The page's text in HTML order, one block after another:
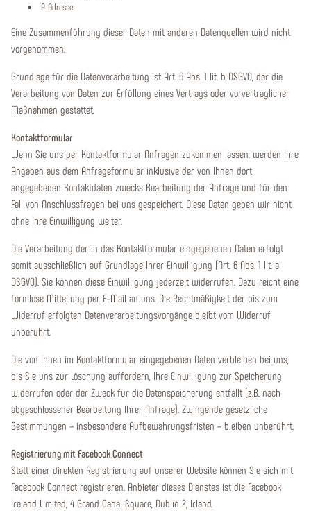
IP-Adresse
Eine Zusammenführung dieser Daten mit anderen Datenquellen wird nicht
vorgenommen.
Grundlage für die Datenverarbeitung ist Art. 6 Abs. 1 lit. b DSGVO, der die
Verarbeitung von Daten zur Erfüllung eines Vertrags oder vorvertraglicher
Maßnahmen gestattet.
Kontaktformular
Wenn Sie uns per Kontaktformular Anfragen zukommen lassen, werden Ihre
Angaben aus dem Anfrageformular inklusive der von Ihnen dort
angegebenen Kontaktdaten zwecks Bearbeitung der Anfrage und für den
Fall von Anschlussfragen bei uns gespeichert. Diese Daten geben wir nicht
ohne Ihre Einwilligung weiter.
Die Verarbeitung der in das Kontaktformular eingegebenen Daten erfolgt
somit ausschließlich auf Grundlage Ihrer Einwilligung (Art. 6 Abs. 1 lit. a
DSGVO). Sie können diese Einwilligung jederzeit widerrufen. Dazu reicht eine
formlose Mitteilung per E-Mail an uns. Die Rechtmäßigkeit der bis zum
Widerruf erfolgten Datenverarbeitungsvorgänge bleibt vom Widerruf
unberührt.
Die von Ihnen im Kontaktformular eingegebenen Daten verbleiben bei uns,
bis Sie uns zur Löschung auffordern, Ihre Einwilligung zur Speicherung
widerrufen oder der Zweck für die Datenspeicherung entfällt (z.B. nach
abgeschlossener Bearbeitung Ihrer Anfrage). Zwingende gesetzliche
Bestimmungen – insbesondere Aufbewahrungsfristen – bleiben unberührt.
Registrierung mit Facebook Connect
Statt einer direkten Registrierung auf unserer Website können Sie sich mit
Facebook Connect registrieren. Anbieter dieses Dienstes ist die Facebook
Ireland Limited, 4 Grand Canal Square, Dublin 2, Irland.